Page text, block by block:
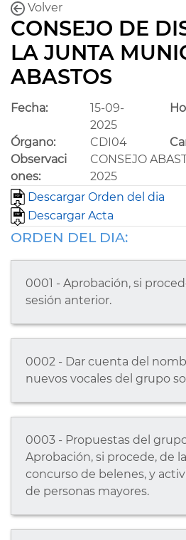
Volver
CONSEJO DE
LA JUNTA
ABASTOS
Fecha:
15-09-
2025
Órgano: CDI04
Observaci
ones:
CONSEJO
2025
Descargar Orden del dia
Descargar Acta
ORDEN DEL DIA:
0001 - Aprobación, si
sesión anterior.
0002 - Dar cuenta del
nuevos vocales del grupo
0003 - Propuestas del
Aprobación, si procede, de
concurso de belenes, y
de personas mayores.